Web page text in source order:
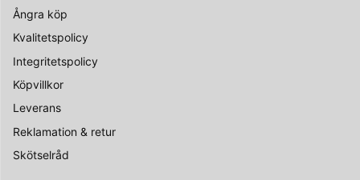
Ångra köp
Kvalitetspolicy
Integritetspolicy
Köpvillkor
Leverans
Reklamation & retur
Skötselråd